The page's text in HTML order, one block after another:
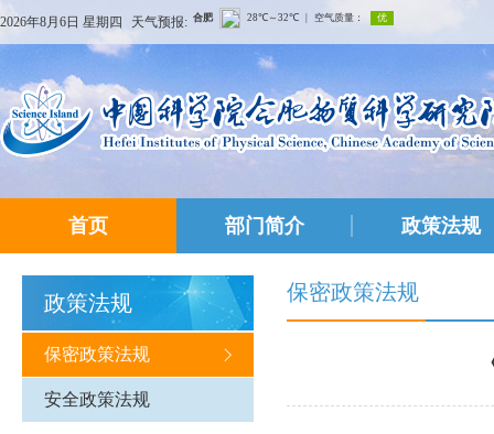
2026年8月6日 星期四 天气预报:
首页 部门简介 政策法规
政策法规
保密政策法规
安全政策法规
保密政策法规